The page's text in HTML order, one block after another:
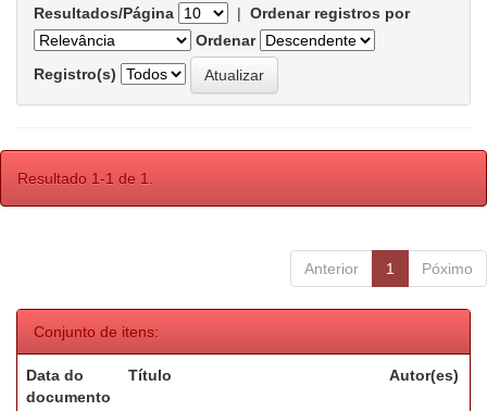
Resultados/Página | Ordenar registros por
Ordenar
Registro(s)
Resultado 1-1 de 1.
Anterior 1 Póximo
Conjunto de itens:
Data do
documento
Título Autor(es)